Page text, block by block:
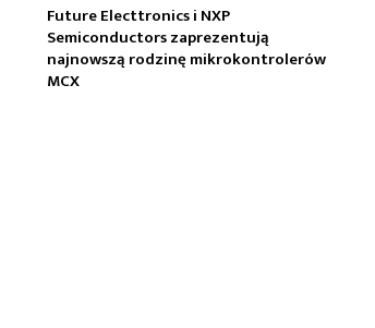
Future Electtronics i NXP
Semiconductors zaprezentują
najnowszą rodzinę mikrokontrolerów
MCX